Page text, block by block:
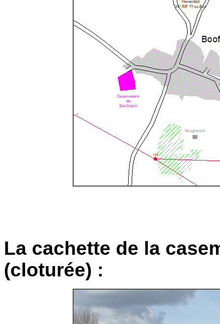
La cachette de la
(cloturée) :